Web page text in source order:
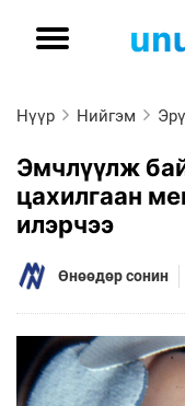
Нүүр Нийгэм
Эмчлүүлж
цахилгаан
илэрчээ
Өнөөдөр сонин